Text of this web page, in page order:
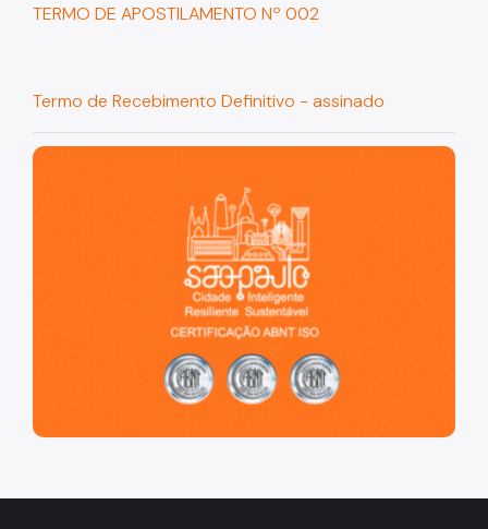
Escola Municipal de Saúde - EMS
Hospital do Servidor Público Municipal
Judicialização da Saúde
Licitações e Compras Públicas
Atas de Registro de Preços
Editais / Consulta Pública
TERMO DE APOSTILAMENTO Nº 002
Termo de Recebimento Definitivo - assinado
São Paulo, cidade inteligente, resiliente e sustentável